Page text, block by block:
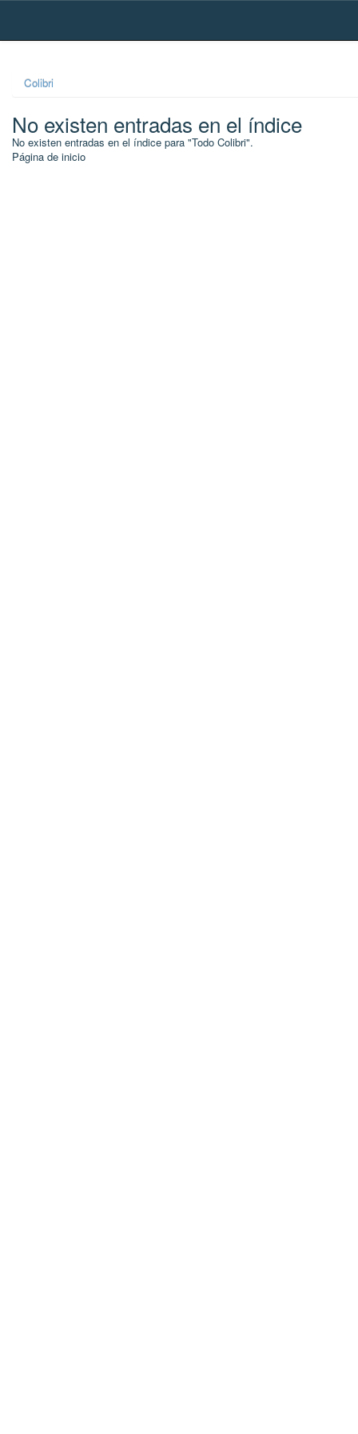
Skip
Colibri
No existen entradas en el índice
No existen entradas en el índice para "Todo Colibri".
Página de inicio